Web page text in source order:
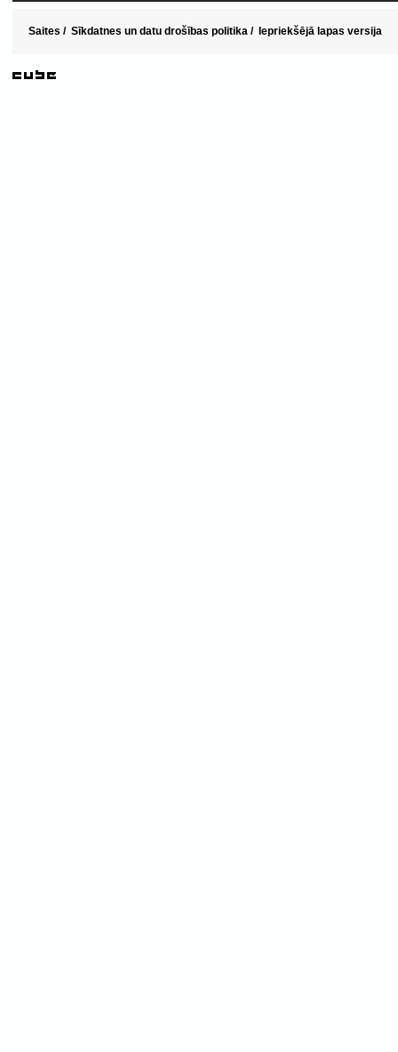
Saites / Sīkdatnes un datu drošības politika / Iepriekšējā lapas versija